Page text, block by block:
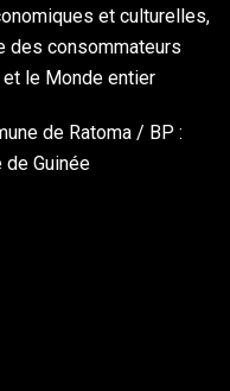
et culturelles,
des consommateurs
le Monde entier
de Ratoma / BP :
de Guinée